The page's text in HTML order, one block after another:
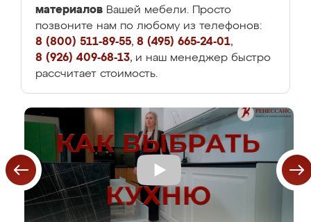
материалов Вашей мебели. Просто
позвоните нам по любому из телефонов:
8 (800) 511-89-55, 8 (495) 665-24-01,
8 (926) 409-68-13, и наш менеджер быстро
рассчитает стоимость.